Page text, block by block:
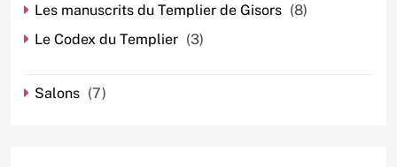
Les manuscrits du Templier de Gisors (8)
Le Codex du Templier (3)
Salons (7)